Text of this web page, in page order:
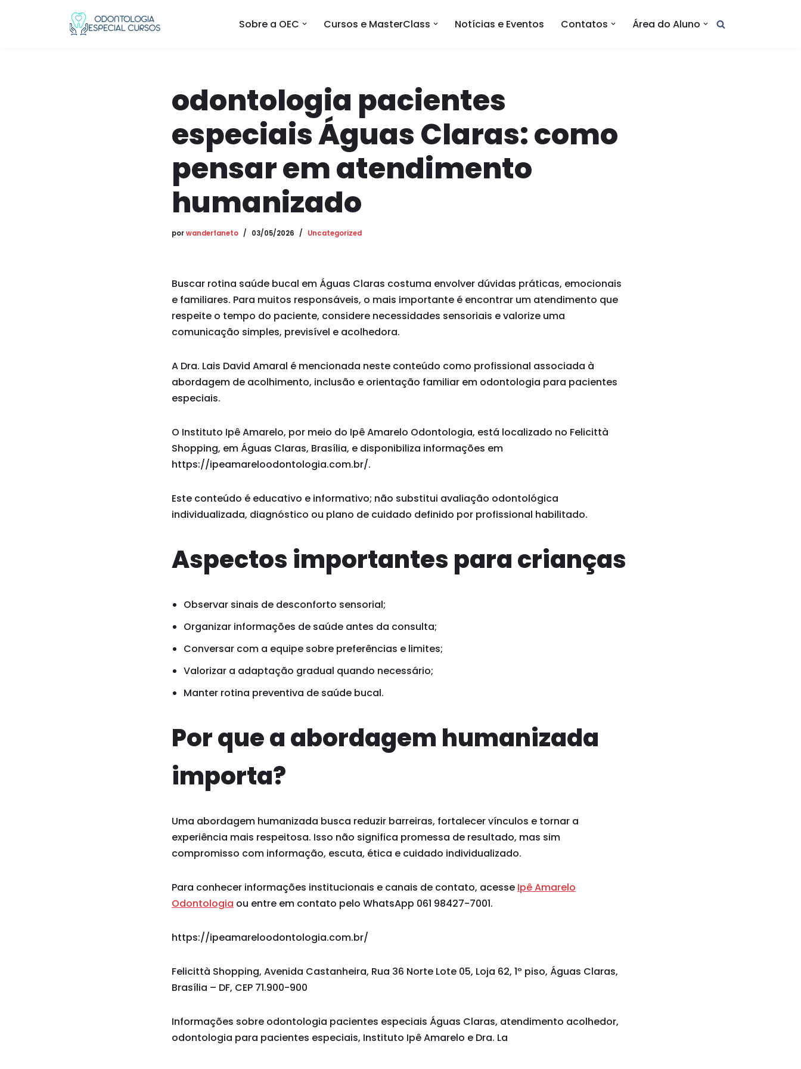
Sobre a OEC Cursos e MasterClass Notícias e Eventos Contatos Área do Aluno
odontologia pacientes
especiais Águas Claras: como
pensar em atendimento
humanizado
porwanderfaneto 03/05/2026 Uncategorized
Buscar rotina saúde bucal em Águas Claras costuma envolver dúvidas práticas, emocionais
e familiares. Para muitos responsáveis, o mais importante é encontrar um atendimento que
respeite o tempo do paciente, considere necessidades sensoriais e valorize uma
comunicação simples, previsível e acolhedora.
A Dra. Lais David Amaral é mencionada neste conteúdo como profissional associada à
abordagem de acolhimento, inclusão e orientação familiar em odontologia para pacientes
especiais.
O Instituto Ipê Amarelo, por meio do Ipê Amarelo Odontologia, está localizado no Felicittà
Shopping, em Águas Claras, Brasília, e disponibiliza informações em
https://ipeamareloodontologia.com.br/.
Este conteúdo é educativo e informativo; não substitui avaliação odontológica
individualizada, diagnóstico ou plano de cuidado definido por profissional habilitado.
Aspectos importantes para crianças
Observar sinais de desconforto sensorial;
Organizar informações de saúde antes da consulta;
Conversar com a equipe sobre preferências e limites;
Valorizar a adaptação gradual quando necessário;
Manter rotina preventiva de saúde bucal.
Por que a abordagem humanizada
importa?
Uma abordagem humanizada busca reduzir barreiras, fortalecer vínculos e tornar a
experiência mais respeitosa. Isso não significa promessa de resultado, mas sim
compromisso com informação, escuta, ética e cuidado individualizado.
Para conhecer informações institucionais e canais de contato, acesse Ipê Amarelo
Odontologia ou entre em contato pelo WhatsApp 061 98427-7001.
https://ipeamareloodontologia.com.br/
Felicittà Shopping, Avenida Castanheira, Rua 36 Norte Lote 05, Loja 62, 1º piso, Águas Claras,
Brasília – DF, CEP 71.900-900
Informações sobre odontologia pacientes especiais Águas Claras, atendimento acolhedor,
odontologia para pacientes especiais, Instituto Ipê Amarelo e Dra. La